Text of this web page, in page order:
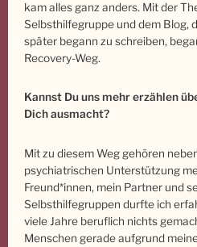
kam alles ganz anders. Mit der
Selbsthilfegruppe und dem Blog,
später begann zu schreiben,
Recovery-Weg.
Kannst Du uns mehr erzählen
Dich ausmacht?
Mit zu diesem Weg gehören
psychiatrischen Unterstützung
Freund*innen, mein Partner und
Selbsthilfegruppen durfte ich
viele Jahre beruflich nichts
Menschen gerade aufgrund